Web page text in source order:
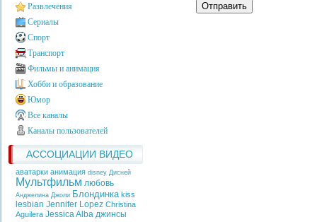
Развлечения
Сериалы
Спорт
Транспорт
Фильмы и анимация
Хобби и образование
Юмор
Все каналы
Каналы пользователей
АССОЦИАЦИИ ВИДЕО
аватарки анимация disney Дисней
Мультфильм любовь
Анджелина Джоли Блондинка kiss
lesbian Jennifer Lopez Christina
Aguilera Jessica Alba джинсы
Отправить